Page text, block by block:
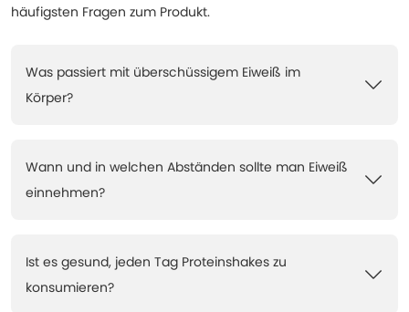
häufigsten Fragen zum Produkt.
Was passiert mit überschüssigem Eiweiß im
Körper?
Wann und in welchen Abständen sollte man Eiweiß
einnehmen?
Ist es gesund, jeden Tag Proteinshakes zu
konsumieren?